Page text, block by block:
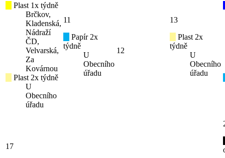
Plast 1x týdně
Brčkov,
Kladenská,
Nádraží
ČD,
Velvarská,
Za
Kovárnou
Plast 2x týdně
U
Obecního
úřadu
11
Papír 2x
týdně
U
Obecního
úřadu
12
13
Plast 2x
týdně
U
Obecního
úřadu
17